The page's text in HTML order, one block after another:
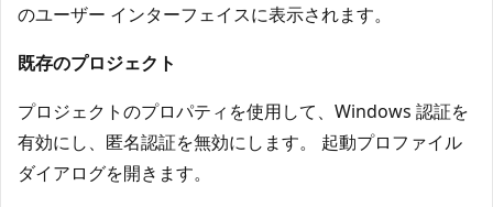
のユーザー インターフェイスに表示されます。
既存のプロジェクト
プロジェクトのプロパティを使用して、Windows 認証を
有効にし、匿名認証を無効にします。 起動プロファイル
ダイアログを開きます。